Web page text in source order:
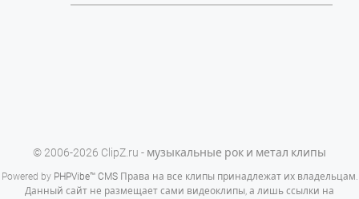
© 2006-2026 ClipZ.ru - музыкальные рок и метал клипы
Powered by PHPVibe™ CMSПрава на все клипы принадлежат их владельцам.
Данный сайт не размещает сами видеоклипы, а лишь ссылки на